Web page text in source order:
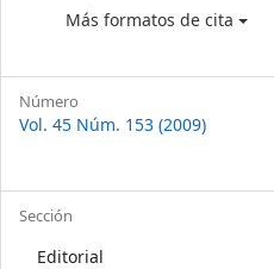
Más formatos de cita
Número
Vol. 45 Núm. 153 (2009)
Sección
Editorial